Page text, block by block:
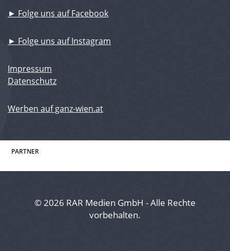
► Folge uns auf Facebook
► Folge uns auf Instagram
Impressum
Datenschutz
Werben auf ganz-wien.at
PARTNER
© 2026 RAR Medien GmbH - Alle Rechte
vorbehalten.